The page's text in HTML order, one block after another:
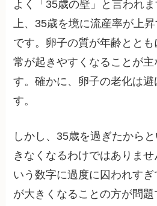
よく「35歳の壁」と言われ
上、35歳を境に流産率が上
です。卵子の質が年齢とと
常が起きやすくなることが主
す。確かに、卵子の老化は
す。
しかし、35歳を過ぎたから
きなくなるわけではありま
いう数字に過度に囚われす
が大きくなることの方が問